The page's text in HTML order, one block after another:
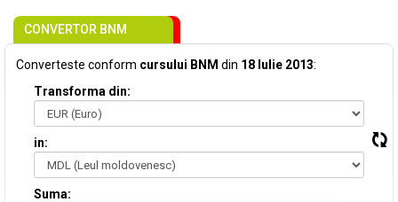
CONVERTOR BNM
Converteste conform cursului BNM din 18 Iulie 2013:
Transforma din:
in:
Suma: